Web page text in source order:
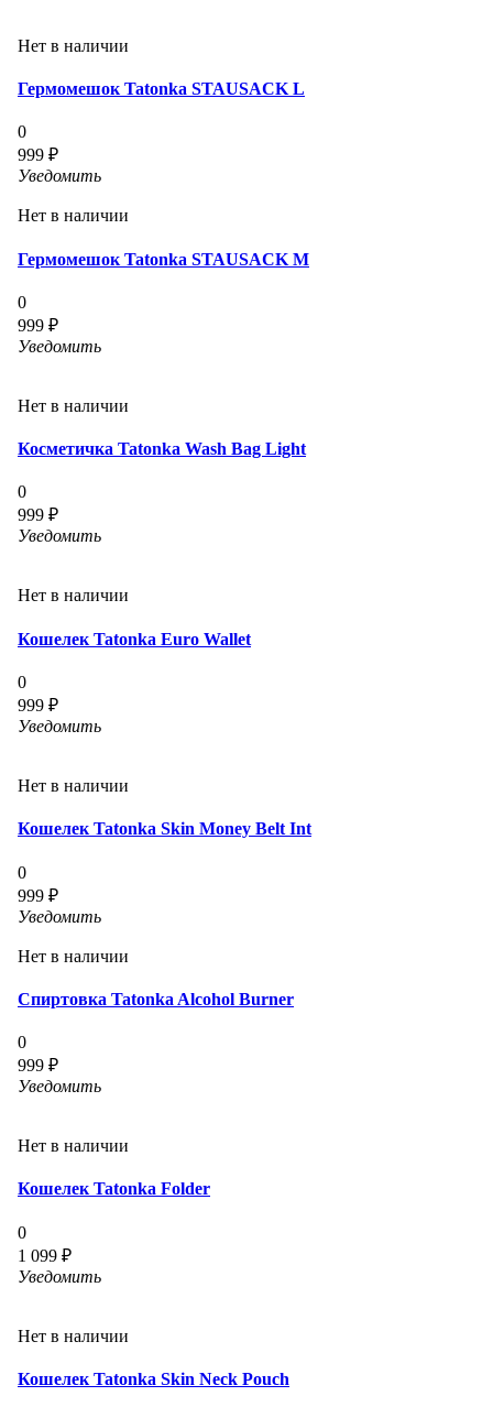
Нет в наличии
Гермомешок Tatonka STAUSACK L
0
999 ₽
Уведомить
Нет в наличии
Гермомешок Tatonka STAUSACK M
0
999 ₽
Уведомить
Нет в наличии
Косметичка Tatonka Wash Bag Light
0
999 ₽
Уведомить
Нет в наличии
Кошелек Tatonka Euro Wallet
0
999 ₽
Уведомить
Нет в наличии
Кошелек Tatonka Skin Money Belt Int
0
999 ₽
Уведомить
Нет в наличии
Спиртовка Tatonka Alcohol Burner
0
999 ₽
Уведомить
Нет в наличии
Кошелек Tatonka Folder
0
1 099 ₽
Уведомить
Нет в наличии
Кошелек Tatonka Skin Neck Pouch